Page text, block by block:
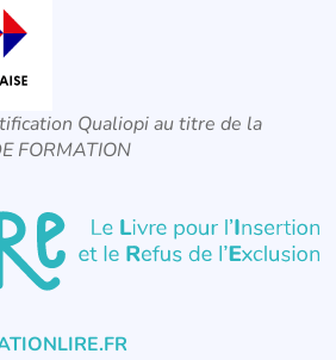
Qualiopi au titre de la
FORMATION